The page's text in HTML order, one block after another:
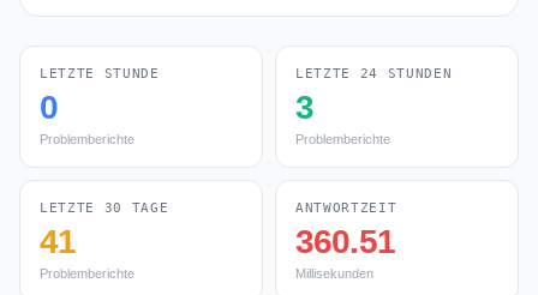
LETZTE STUNDE
0
Problemberichte
LETZTE 24 STUNDEN
3
Problemberichte
LETZTE 30 TAGE
41
Problemberichte
ANTWORTZEIT
360.51
Millisekunden